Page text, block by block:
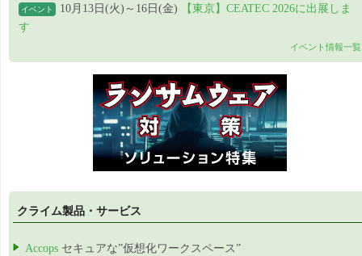
イベント 10月13日(火)～16日(金)
【東京】CEATEC 2026に出展しま
す
イベント情報一覧
クライム製品・サービス
Accops セキュアな”仮想化ワークスペース”